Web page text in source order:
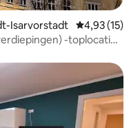
Isarvorstadt Gemiddelde
4,93 (15)
-toplocatie